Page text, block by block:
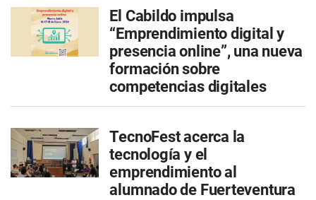
El Cabildo impulsa
“Emprendimiento digital y
presencia online”, una nueva
formación sobre
competencias digitales
TecnoFest acerca la
tecnología y el
emprendimiento al
alumnado de Fuerteventura